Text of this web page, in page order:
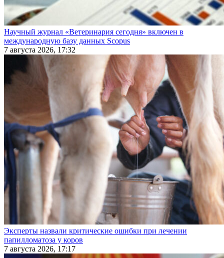
Научный журнал «Ветеринария сегодня» включен в
международную базу данных Scopus
7 августа 2026, 17:32
Эксперты назвали критические ошибки при лечении
папилломатоза у коров
7 августа 2026, 17:17